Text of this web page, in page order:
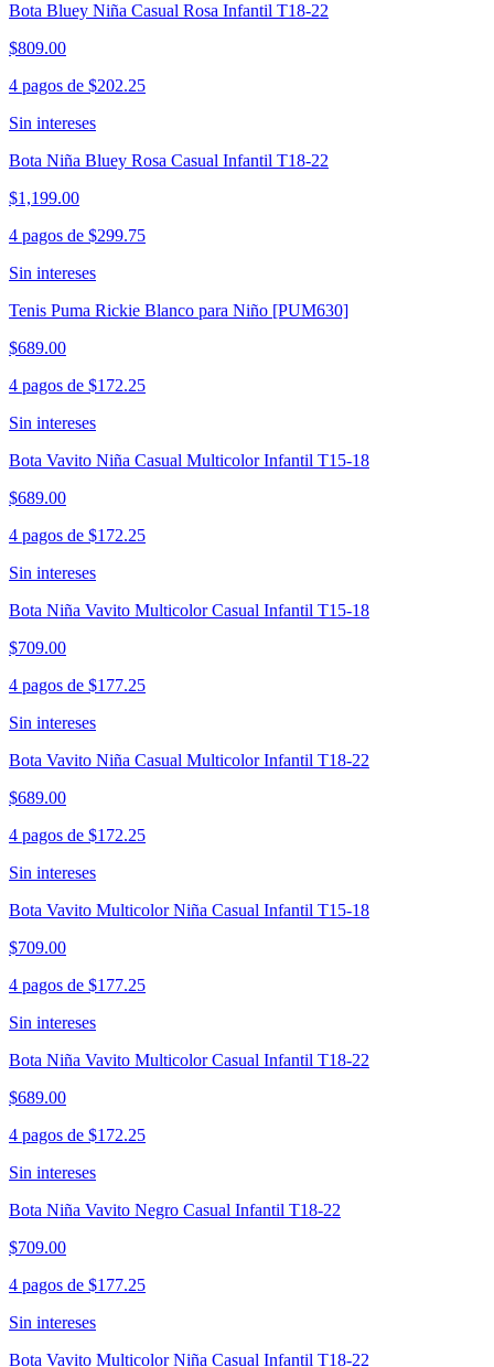
Bota Bluey Niña Casual Rosa Infantil T18-22
$809.00
4 pagos de $202.25
Sin intereses
Bota Niña Bluey Rosa Casual Infantil T18-22
$1,199.00
4 pagos de $299.75
Sin intereses
Tenis Puma Rickie Blanco para Niño [PUM630]
$689.00
4 pagos de $172.25
Sin intereses
Bota Vavito Niña Casual Multicolor Infantil T15-18
$689.00
4 pagos de $172.25
Sin intereses
Bota Niña Vavito Multicolor Casual Infantil T15-18
$709.00
4 pagos de $177.25
Sin intereses
Bota Vavito Niña Casual Multicolor Infantil T18-22
$689.00
4 pagos de $172.25
Sin intereses
Bota Vavito Multicolor Niña Casual Infantil T15-18
$709.00
4 pagos de $177.25
Sin intereses
Bota Niña Vavito Multicolor Casual Infantil T18-22
$689.00
4 pagos de $172.25
Sin intereses
Bota Niña Vavito Negro Casual Infantil T18-22
$709.00
4 pagos de $177.25
Sin intereses
Bota Vavito Multicolor Niña Casual Infantil T18-22